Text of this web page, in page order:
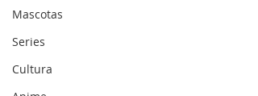
Mascotas
Series
Cultura